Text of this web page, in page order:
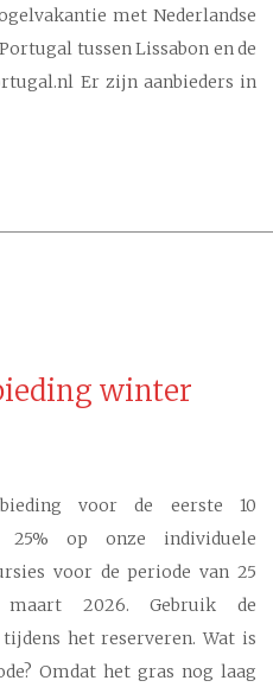
met Nederlandse
tussen Lissabon en de
Er zijn aanbieders in
winter
voor de eerste 10
op onze individuele
voor de periode van 25
2026. Gebruik de
het reserveren. Wat is
Omdat het gras nog laag